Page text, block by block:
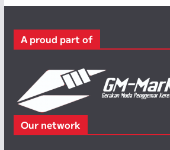
r
A proud part of
Our network